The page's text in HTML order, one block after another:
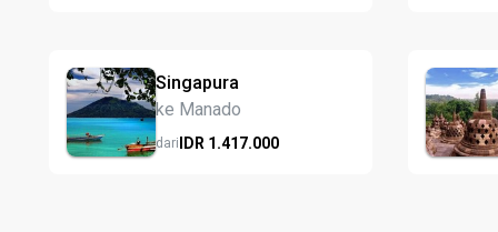
Singapura
ke Manado
dariIDR 1.417.000